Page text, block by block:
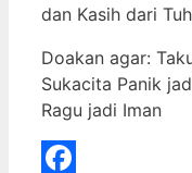
dan Kasih dari
Doakan agar:
Sukacita Panik
Ragu jadi Iman